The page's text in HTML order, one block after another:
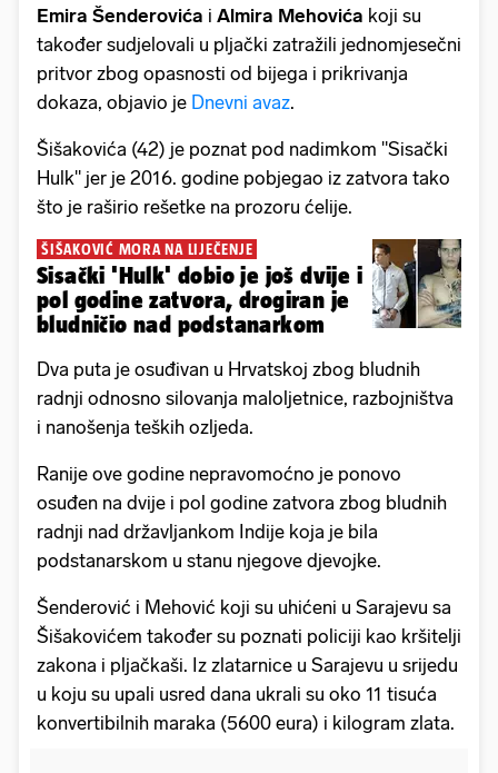
Emira Šenderovića i Almira Mehovića koji su
također sudjelovali u pljački zatražili jednomjesečni
pritvor zbog opasnosti od bijega i prikrivanja
dokaza, objavio je Dnevni avaz.
Šišakovića (42) je poznat pod nadimkom "Sisački
Hulk" jer je 2016. godine pobjegao iz zatvora tako
što je raširio rešetke na prozoru ćelije.
ŠIŠAKOVIĆ MORA NA LIJEČENJE
Sisački 'Hulk' dobio je još dvije i
pol godine zatvora, drogiran je
bludničio nad podstanarkom
Dva puta je osuđivan u Hrvatskoj zbog bludnih
radnji odnosno silovanja maloljetnice, razbojništva
i nanošenja teških ozljeda.
Ranije ove godine nepravomoćno je ponovo
osuđen na dvije i pol godine zatvora zbog bludnih
radnji nad državljankom Indije koja je bila
podstanarskom u stanu njegove djevojke.
Šenderović i Mehović koji su uhićeni u Sarajevu sa
Šišakovićem također su poznati policiji kao kršitelji
zakona i pljačkaši. Iz zlatarnice u Sarajevu u srijedu
u koju su upali usred dana ukrali su oko 11 tisuća
konvertibilnih maraka (5600 eura) i kilogram zlata.